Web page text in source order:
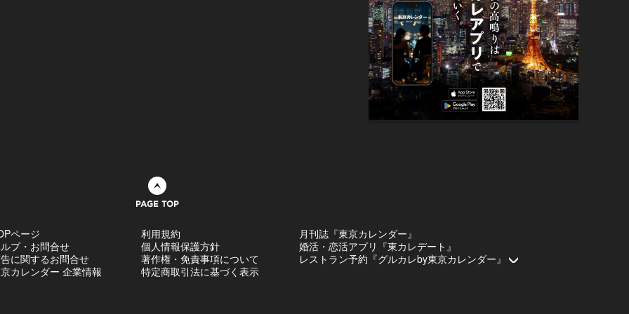
ページ
プ・お問合せ
に関するお問合せ
カレンダー 企業情報
利用規約
個人情報保護方針
著作権・免責事項について
特定商取引法に基づく表示
月刊誌『東京カレンダー』
婚活・恋活アプリ『東カレデート』
レストラン予約『グルカレby東京カレンダー』